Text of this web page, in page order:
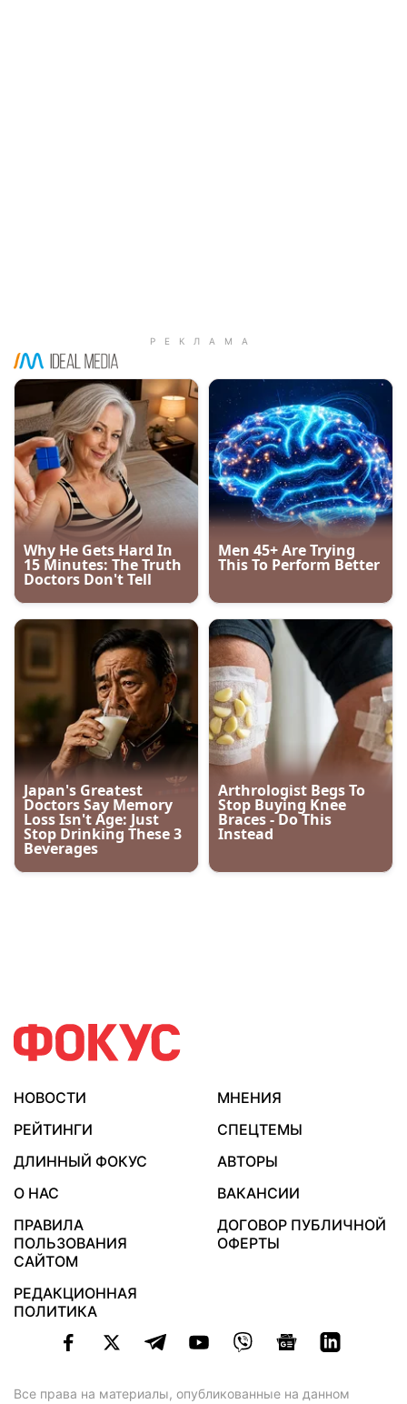
НОВОСТИ
МНЕНИЯ
РЕЙТИНГИ
СПЕЦТЕМЫ
ДЛИННЫЙ ФОКУС
АВТОРЫ
О НАС
ВАКАНСИИ
ПРАВИЛА
ПОЛЬЗОВАНИЯ
САЙТОМ
ДОГОВОР ПУБЛИЧНОЙ
ОФЕРТЫ
РЕДАКЦИОННАЯ
ПОЛИТИКА
Все права на материалы, опубликованные на данном